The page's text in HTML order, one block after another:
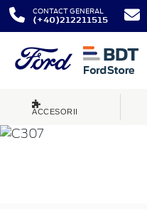
CONTACT GENERAL
(+40)212211515
ACCESORII
FOCUS